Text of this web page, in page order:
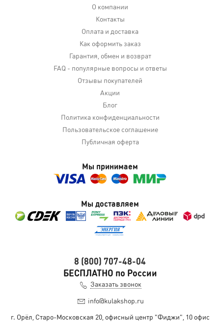
О компании
Контакты
Оплата и доставка
Как оформить заказ
Гарантия, обмен и возврат
FAQ - популярные вопросы и ответы
Отзывы покупателей
Акции
Блог
Политика конфиденциальности
Пользовательское соглашение
Публичная оферта
Мы принимаем
Мы доставляем
8 (800) 707-48-04
БЕСПЛАТНО по России
Заказать звонок
info@kulakshop.ru
г. Орёл, Старо-Московская 20, офисный центр "Фиджи", 10 офис